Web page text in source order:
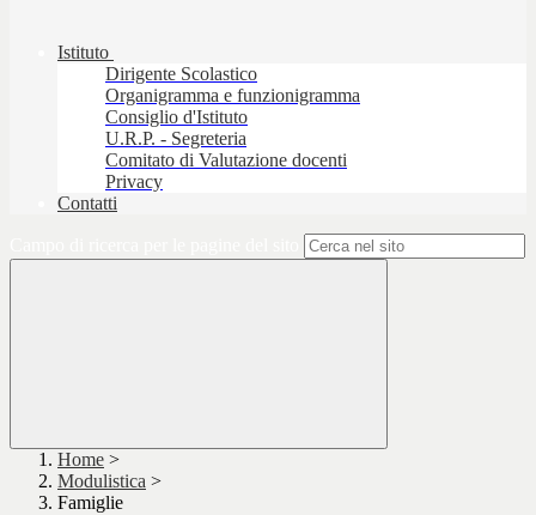
Istituto
Dirigente Scolastico
Organigramma e funzionigramma
Consiglio d'Istituto
U.R.P. - Segreteria
Comitato di Valutazione docenti
Privacy
Contatti
Home >
Modulistica >
Famiglie